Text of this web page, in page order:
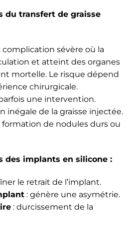
du transfert de graisse
: complication sévère où la
et atteint des organes
mortelle. Le risque dépend
chirurgicale.
une intervention.
inégale de la graisse injectée.
formation de nodules durs ou
des implants en silicone :
le retrait de l’implant.
: génère une asymétrie.
: durcissement de la